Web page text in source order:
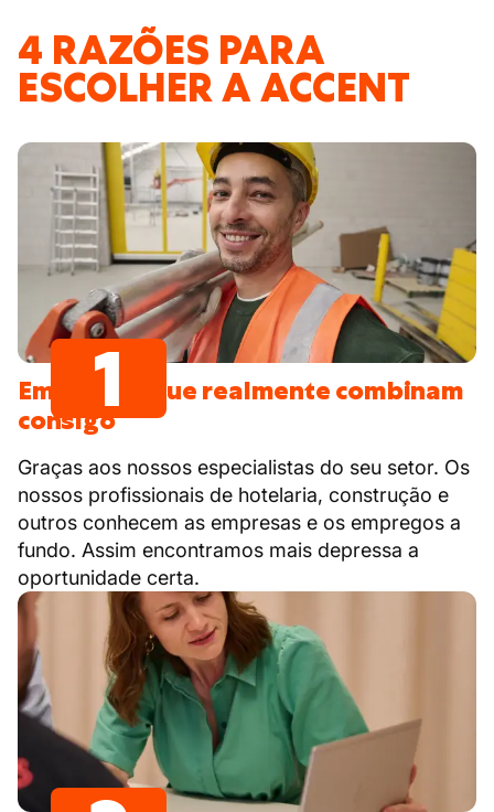
4 RAZÕES PARA
ESCOLHER A ACCENT
Empregos que realmente combinam
consigo
Graças aos nossos especialistas do seu setor. Os
nossos profissionais de hotelaria, construção e
outros conhecem as empresas e os empregos a
fundo. Assim encontramos mais depressa a
oportunidade certa.
1